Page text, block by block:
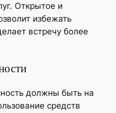
Открытое и
избежать
встречу более
должны быть на
средств